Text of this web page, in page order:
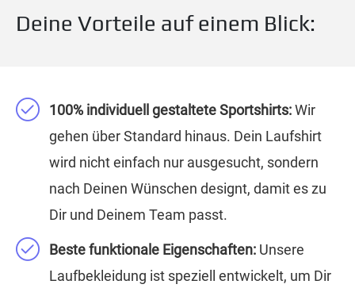
Deine Vorteile auf einem Blick:
100% individuell gestaltete Sportshirts: Wir
gehen über Standard hinaus. Dein Laufshirt
wird nicht einfach nur ausgesucht, sondern
nach Deinen Wünschen designt, damit es zu
Dir und Deinem Team passt.
Beste funktionale Eigenschaften: Unsere
Laufbekleidung ist speziell entwickelt, um Dir